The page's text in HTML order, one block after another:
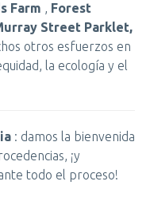
Farm , Forest
Street Parklet,
otros esfuerzos en
la ecología y el
: damos la bienvenida
¡y
todo el proceso!